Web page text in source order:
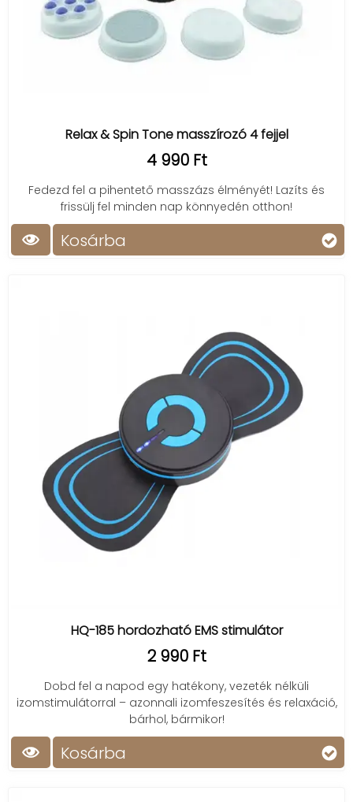
Relax & Spin Tone masszírozó 4 fejjel
4 990 Ft
Fedezd fel a pihentető masszázs élményét! Lazíts és
frissülj fel minden nap könnyedén otthon!
Kosárba
HQ-185 hordozható EMS stimulátor
2 990 Ft
Dobd fel a napod egy hatékony, vezeték nélküli
izomstimulátorral – azonnali izomfeszesítés és relaxáció,
bárhol, bármikor!
Kosárba